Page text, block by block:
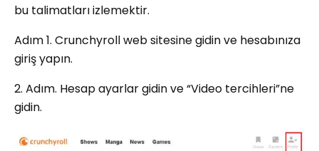
bu talimatları izlemektir.
Adım 1. Crunchyroll web sitesine gidin ve hesabınıza
giriş yapın.
2. Adım. Hesap ayarlar gidin ve “Video tercihleri”ne
gidin.